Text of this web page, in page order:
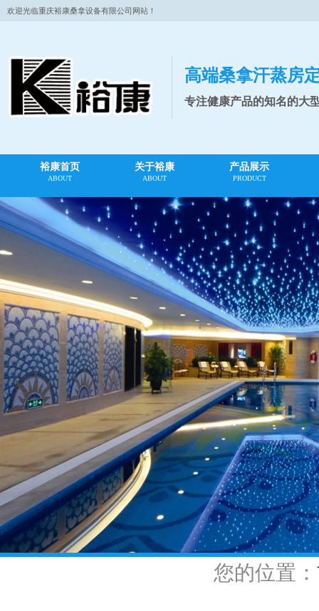
欢迎光临重庆裕康桑拿设备有限公司网站！
高端桑拿汗蒸房
专注健康产品的知名的大
裕康首页
ABOUT
关于裕康
ABOUT
产品展示
PRODUCT
您的位置：